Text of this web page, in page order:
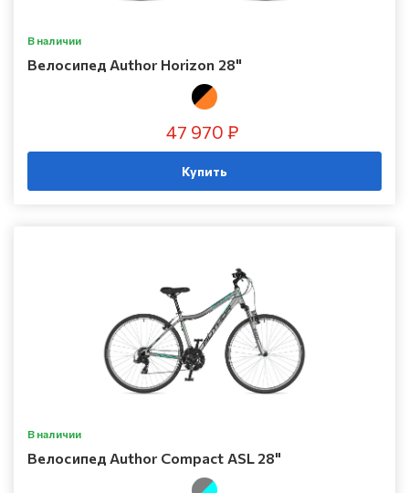
В наличии
Велосипед Author Horizon 28"
47 970 ₽
Купить
В наличии
Велосипед Author Compact ASL 28"